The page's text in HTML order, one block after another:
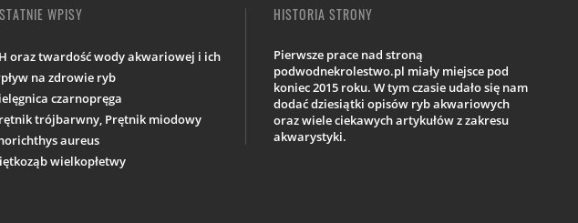
WPISY
oraz twardość wody akwariowej i ich
na zdrowie ryb
czarnopręga
trójbarwny, Prętnik miodowy
aureus
wielkopłetwy
HISTORIA STRONY
Pierwsze prace nad stroną
podwodnekrolestwo.pl miały miejsce pod
koniec 2015 roku. W tym czasie udało się nam
dodać dziesiątki opisów ryb akwariowych
oraz wiele ciekawych artykułów z zakresu
akwarystyki.